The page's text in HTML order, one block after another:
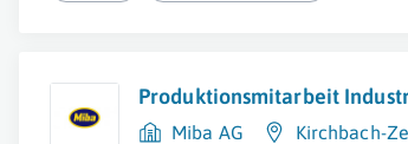
Produktionsmitarbeit
Miba AG Kirchbach-